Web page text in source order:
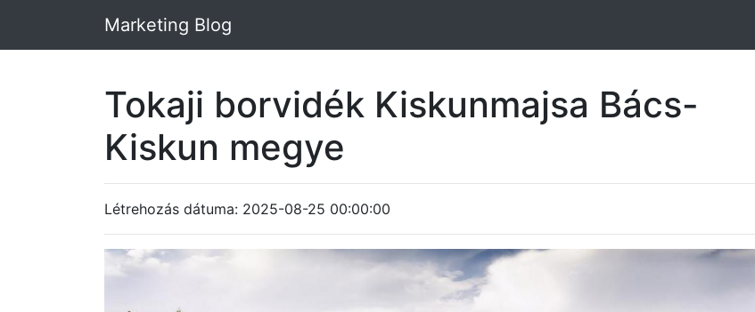
Marketing Blog
Tokaji borvidék Kiskunmajsa Bács-
Kiskun megye
Létrehozás dátuma: 2025-08-25 00:00:00